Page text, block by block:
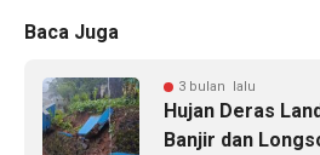
Baca Juga
3 bulan lalu
Hujan Deras
Banjir dan